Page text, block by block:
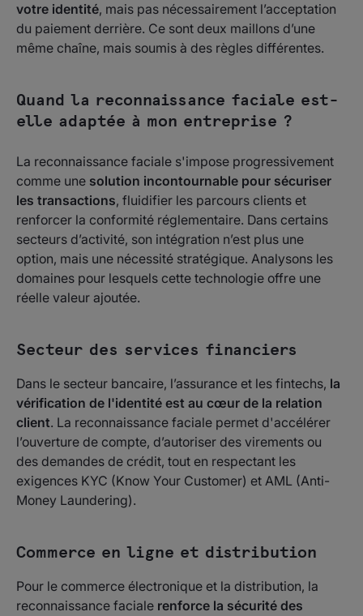
votre identité, mais pas nécessairement l’acceptation
du paiement derrière. Ce sont deux maillons d’une
même chaîne, mais soumis à des règles différentes.
Quand la reconnaissance faciale est-
elle adaptée à mon entreprise ?
La reconnaissance faciale s'impose progressivement
comme une solution incontournable pour sécuriser
les transactions, fluidifier les parcours clients et
renforcer la conformité réglementaire. Dans certains
secteurs d’activité, son intégration n’est plus une
option, mais une nécessité stratégique. Analysons les
domaines pour lesquels cette technologie offre une
réelle valeur ajoutée.
Secteur des services financiers
Dans le secteur bancaire, l’assurance et les fintechs, la
vérification de l'identité est au cœur de la relation
client. La reconnaissance faciale permet d'accélérer
l’ouverture de compte, d’autoriser des virements ou
des demandes de crédit, tout en respectant les
exigences KYC (Know Your Customer) et AML (Anti-
Money Laundering).
Commerce en ligne et distribution
Pour le commerce électronique et la distribution, la
reconnaissance faciale renforce la sécurité des